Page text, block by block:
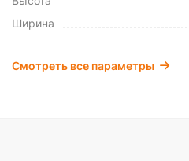
Ширина
Смотреть все параметры